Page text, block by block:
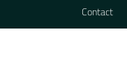
Contact
Media Center